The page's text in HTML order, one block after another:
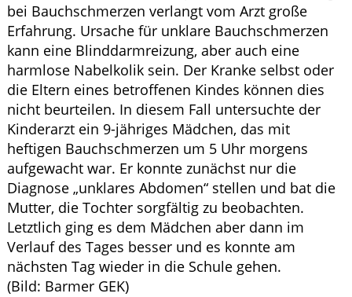
HOMÖOPATHIE
ELTERN UND KIND
bei Bauchschmerzen verlangt vom Arzt große
Erfahrung. Ursache für unklare Bauchschmerzen
kann eine Blinddarmreizung, aber auch eine
harmlose Nabelkolik sein. Der Kranke selbst oder
die Eltern eines betroffenen Kindes können dies
nicht beurteilen. In diesem Fall untersuchte der
Kinderarzt ein 9-jähriges Mädchen, das mit
heftigen Bauchschmerzen um 5 Uhr morgens
aufgewacht war. Er konnte zunächst nur die
Diagnose „unklares Abdomen“ stellen und bat die
Mutter, die Tochter sorgfältig zu beobachten.
Letztlich ging es dem Mädchen aber dann im
Verlauf des Tages besser und es konnte am
nächsten Tag wieder in die Schule gehen.
(Bild: Barmer GEK)